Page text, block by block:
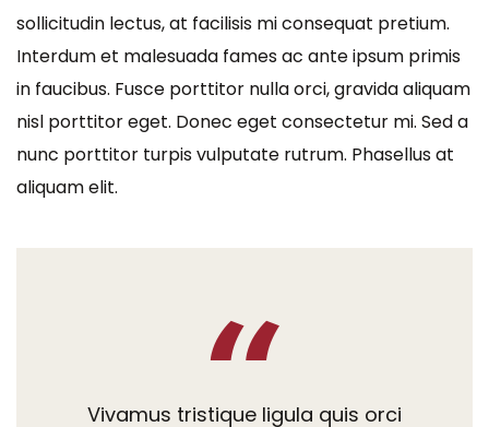
sollicitudin lectus, at facilisis mi consequat pretium.
Interdum et malesuada fames ac ante ipsum primis
in faucibus. Fusce porttitor nulla orci, gravida aliquam
nisl porttitor eget. Donec eget consectetur mi. Sed a
nunc porttitor turpis vulputate rutrum. Phasellus at
aliquam elit.
Vivamus tristique ligula quis orci